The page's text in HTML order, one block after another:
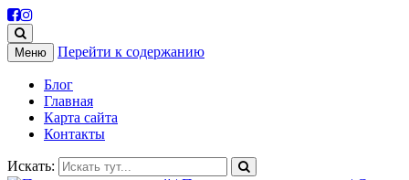
Меню Перейти к содержанию
Блог
Главная
Карта сайта
Контакты
Искать: